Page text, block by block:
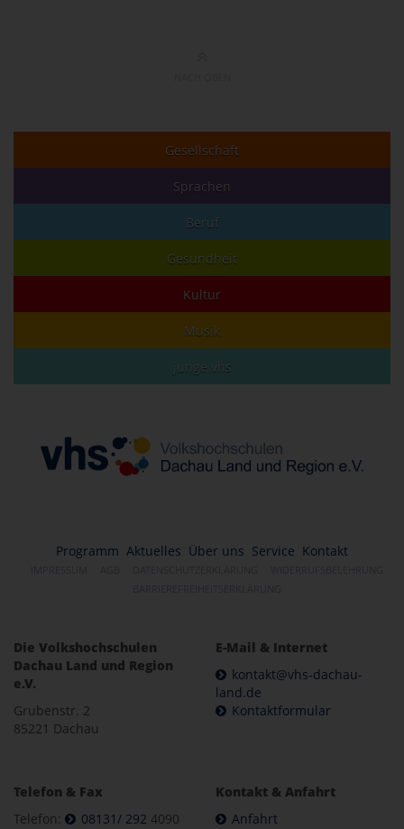
Gesellschaft
Sprachen
Beruf
Gesundheit
Kultur
Musik
junge vhs
Programm Aktuelles Über uns Service Kontakt
Die Volkshochschulen
Dachau Land und Region
e.V.
Grubenstr. 2
85221 Dachau
E-Mail & Internet
kontakt@vhs-dachau-
land.de
Kontaktformular
Telefon & Fax
Telefon:
08131/ 292 4090
Kontakt & Anfahrt
Anfahrt